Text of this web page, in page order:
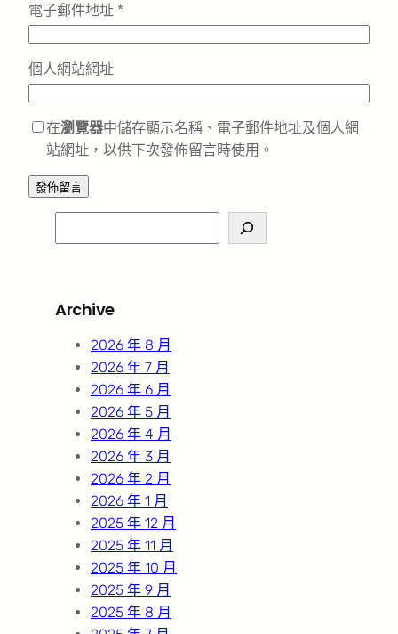
電子郵件地址 *
個人網站網址
在瀏覽器中儲存顯示名稱、電子郵件地址及個人網
站網址，以供下次發佈留言時使用。
e
c
Archive
2026 年 8 月
2026 年 7 月
2026 年 6 月
2026 年 5 月
2026 年 4 月
2026 年 3 月
2026 年 2 月
2026 年 1 月
2025 年 12 月
2025 年 11 月
2025 年 10 月
2025 年 9 月
2025 年 8 月